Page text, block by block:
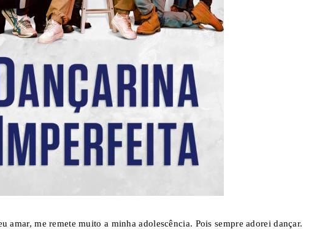
amar, me remete muito a minha adolescência. Pois sempre adorei dançar.